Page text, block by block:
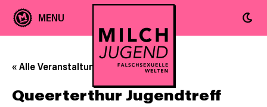
« Alle Veranstaltungen
Queerterthur Jugendtreff